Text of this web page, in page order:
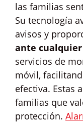
las familias
Su tecnología
avisos y
ante
servicios de
móvil,
efectiva. Estas
familias que
protección.